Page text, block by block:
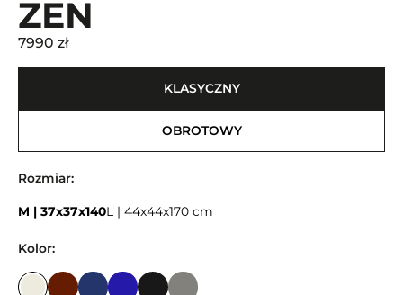
ZEN
7990 zł
KLASYCZNY
OBROTOWY
Rozmiar:
M | 37x37x140L | 44x44x170 cm
Kolor: